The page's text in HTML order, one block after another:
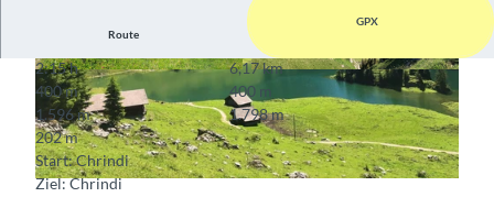
© Stockhornbahn AG
© Stockhornbahn AG © Stockhornbahn AG
Route
GPX
2:15 h
6,17 km
400 m
400 m
1.596 m
1.798 m
202 m
Start: Chrindi
Ziel: Chrindi